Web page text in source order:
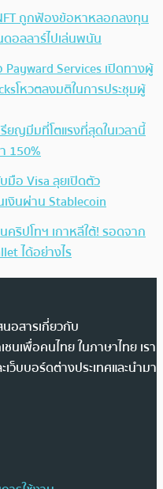
ถูกฟ้องข้อหาหลอกลงทุน
อลลาร์ไปเล่นพนัน
Services เปิดทางผู้
โหวตลงมติในการประชุมผู้
ยญมีมที่โตแรงที่สุดในเวลานี้
150%
มือ Visa ลุยเปิดตัว
งินผ่าน Stablecoin
ริปโทฯ เกาหลีใต้! รอดจาก
ได้อย่างไร
อสารเกี่ยวกับ
นเพื่อคนไทย ในภาษาไทย เรา
ว็บบอร์ดต่างประเทศและนำมา